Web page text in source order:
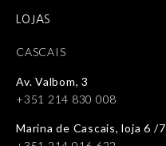
LOJAS
CASCAIS
Av. Valbom, 3
+351 214 830 008
Marina de Cascais, loja 6 /7